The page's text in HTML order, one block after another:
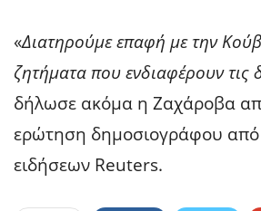
«Διατηρούμε επαφή με την
ζητήματα που ενδιαφέρουν
δήλωσε ακόμα η Ζαχάροβα
ερώτηση δημοσιογράφου από
ειδήσεων Reuters.